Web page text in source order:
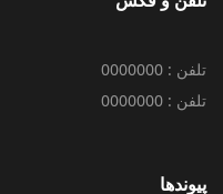
تلفن : 0000000
تلفن : 0000000
پیوندها